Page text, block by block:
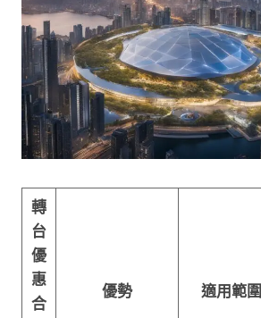
轉
台
優
惠
合
優勢 適用範圍